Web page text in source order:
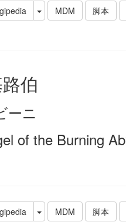
MDM 脚本
伯
ーニ
of the Burning
MDM 脚本